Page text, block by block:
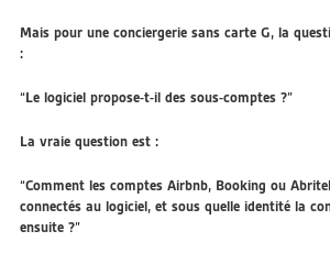
Mais pour une conciergerie sans carte G, la
:
“Le logiciel propose-t-il des sous-comptes ?”
La vraie question est :
“Comment les comptes Airbnb, Booking ou
connectés au logiciel, et sous quelle identité la
ensuite ?”